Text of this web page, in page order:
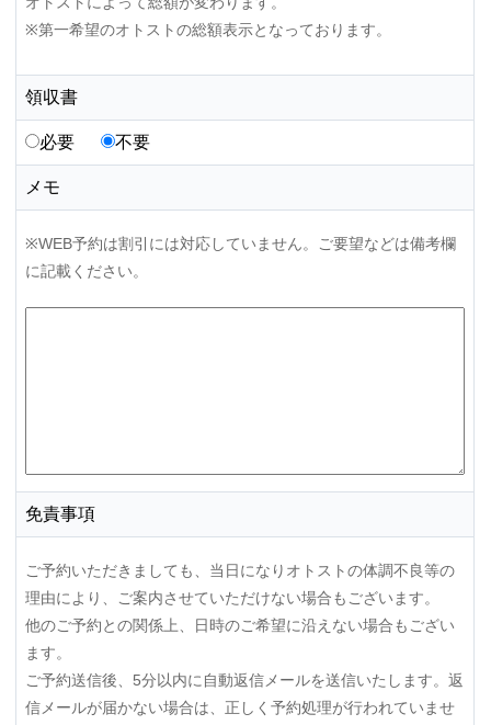
※第一希望のオトストの総額表示となっております。
領収書
必要 不要
メモ
※WEB予約は割引には対応していません。ご要望などは備考欄
に記載ください。
免責事項
ご予約いただきましても、当日になりオトストの体調不良等の
理由により、ご案内させていただけない場合もございます。
他のご予約との関係上、日時のご希望に沿えない場合もござい
ます。
ご予約送信後、5分以内に自動返信メールを送信いたします。返
信メールが届かない場合は、正しく予約処理が行われていませ